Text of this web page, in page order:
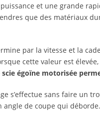
et une grande
que des matériaux
par la vitesse et la
cette valeur est
égoïne motorisée
s’effectue sans faire un
angle de coupe qui déborde.